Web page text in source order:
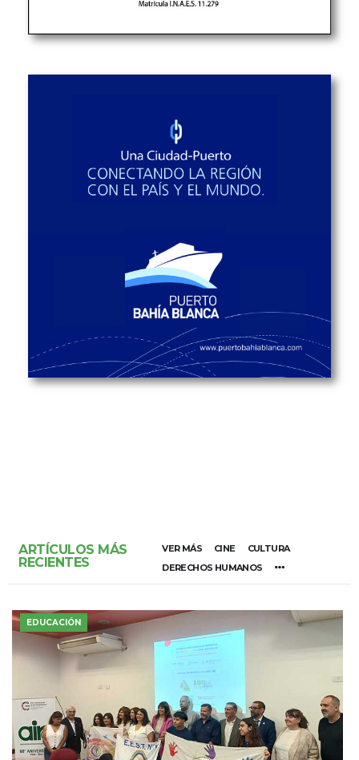
ARTÍCULOS MÁS
RECIENTES
VER MÁS CINE
CULTURA
DERECHOS HUMANOS
EDUCACIÓN